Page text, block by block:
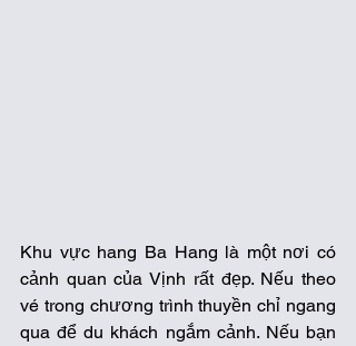
Khu vực hang Ba Hang là một nơi có
cảnh quan của Vịnh rất đẹp. Nếu theo
vé trong chương trình thuyền chỉ ngang
qua để du khách ngắm cảnh. Nếu bạn